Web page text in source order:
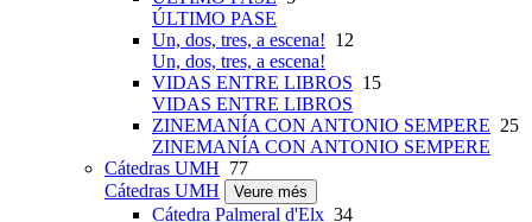
ÚLTIMO PASE
Un, dos, tres, a escena! 12
Un, dos, tres, a escena!
VIDAS ENTRE LIBROS 15
VIDAS ENTRE LIBROS
ZINEMANÍA CON ANTONIO SEMPERE 25
ZINEMANÍA CON ANTONIO SEMPERE
Cátedras UMH 77
Cátedras UMH
Veure més
Cátedra Palmeral d'Elx 34